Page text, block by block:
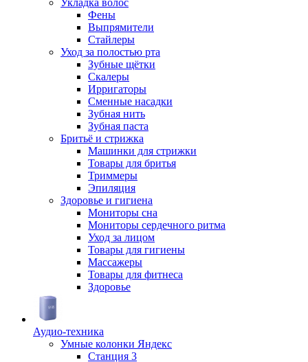
Укладка волос
Фены
Выпрямители
Стайлеры
Уход за полостью рта
Зубные щётки
Скалеры
Ирригаторы
Сменные насадки
Зубная нить
Зубная паста
Бритьё и стрижка
Машинки для стрижки
Товары для бритья
Триммеры
Эпиляция
Здоровье и гигиена
Мониторы сна
Мониторы сердечного ритма
Уход за лицом
Товары для гигиены
Массажеры
Товары для фитнеса
Здоровье
Аудио-техника
Умные колонки Яндекс
Станция 3